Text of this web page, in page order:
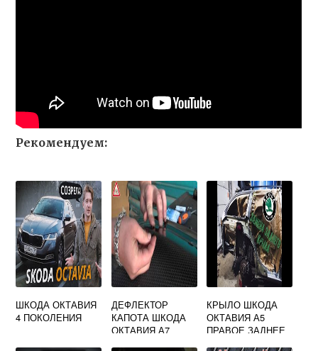
Рекомендуем:
ШКОДА ОКТАВИЯ
4 ПОКОЛЕНИЯ
ДЕФЛЕКТОР
КАПОТА ШКОДА
ОКТАВИЯ А7
КРЫЛО ШКОДА
ОКТАВИЯ А5
ПРАВОЕ ЗАДНЕЕ